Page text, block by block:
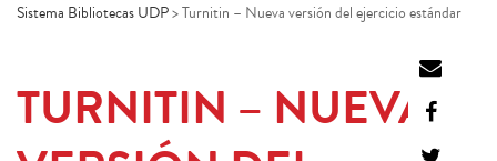
Sistema Bibliotecas UDP>Turnitin – Nueva versión del ejercicio estándar
TURNITIN – NUEVA